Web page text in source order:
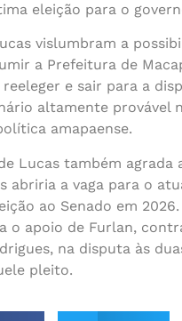
eleição para o
vislumbram a
a Prefeitura de
e sair para a
altamente provável
amapaense.
Lucas também agrada
abriria a vaga para o
ao Senado em
o apoio de Furlan,
na disputa às
pleito.